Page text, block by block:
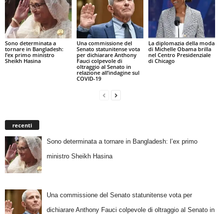
Sono determinata a
tornare in Bangladesh:
l’ex primo ministro
Sheikh Hasina
Una commissione del
Senato statunitense vota
per dichiarare Anthony
Fauci colpevole di
oltraggio al Senato in
relazione all’indagine sul
COVID-19
La diplomazia della moda
di Michelle Obama brilla
nel Centro Presidenziale
di Chicago
recenti
Sono determinata a tornare in Bangladesh: l’ex primo
ministro Sheikh Hasina
Una commissione del Senato statunitense vota per
dichiarare Anthony Fauci colpevole di oltraggio al Senato in